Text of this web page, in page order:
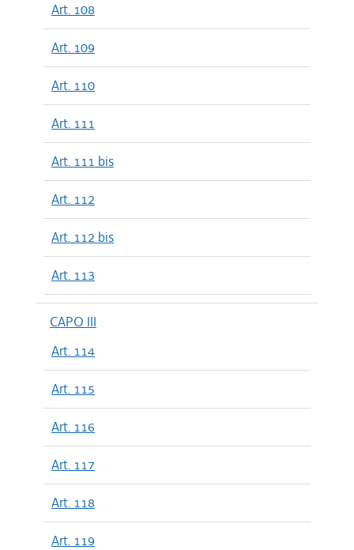
Art. 108
Art. 109
Art. 110
Art. 111
Art. 111 bis
Art. 112
Art. 112 bis
Art. 113
CAPO III
Art. 114
Art. 115
Art. 116
Art. 117
Art. 118
Art. 119